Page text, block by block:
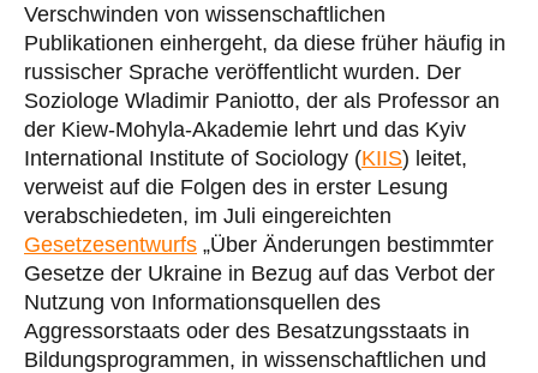
Verschwinden von wissenschaftlichen
Publikationen einhergeht, da diese früher häufig in
russischer Sprache veröffentlicht wurden. Der
Soziologe Wladimir Paniotto, der als Professor an
der Kiew-Mohyla-Akademie lehrt und das Kyiv
International Institute of Sociology (KIIS) leitet,
verweist auf die Folgen des in erster Lesung
verabschiedeten, im Juli eingereichten
Gesetzesentwurfs „Über Änderungen bestimmter
Gesetze der Ukraine in Bezug auf das Verbot der
Nutzung von Informationsquellen des
Aggressorstaats oder des Besatzungsstaats in
Bildungsprogrammen, in wissenschaftlichen und